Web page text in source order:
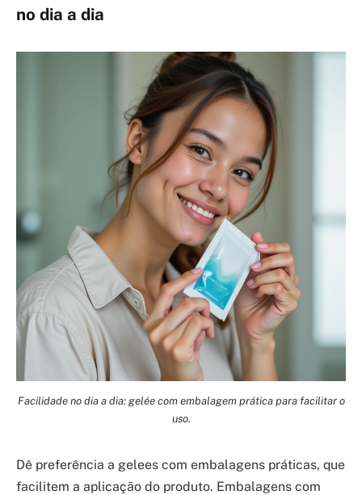
no dia a dia
Facilidade no dia a dia: gelée com embalagem prática para facilitar o
uso.
Dê preferência a gelees com embalagens práticas, que
facilitem a aplicação do produto. Embalagens com